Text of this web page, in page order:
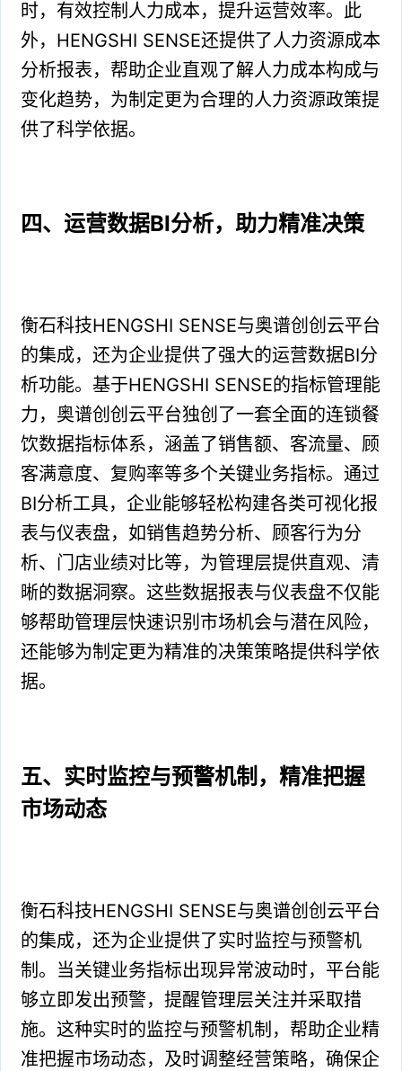
时，有效控制人力成本，提升运营效率。此
外，HENGSHI SENSE还提供了人力资源成本
分析报表，帮助企业直观了解人力成本构成与
变化趋势，为制定更为合理的人力资源政策提
供了科学依据。
四、运营数据BI分析，助力精准决策
衡石科技HENGSHI SENSE与奥谱创创云平台
的集成，还为企业提供了强大的运营数据BI分
析功能。基于HENGSHI SENSE的指标管理能
力，奥谱创创云平台独创了一套全面的连锁餐
饮数据指标体系，涵盖了销售额、客流量、顾
客满意度、复购率等多个关键业务指标。通过
BI分析工具，企业能够轻松构建各类可视化报
表与仪表盘，如销售趋势分析、顾客行为分
析、门店业绩对比等，为管理层提供直观、清
晰的数据洞察。这些数据报表与仪表盘不仅能
够帮助管理层快速识别市场机会与潜在风险，
还能够为制定更为精准的决策策略提供科学依
据。
五、实时监控与预警机制，精准把握
市场动态
衡石科技HENGSHI SENSE与奥谱创创云平台
的集成，还为企业提供了实时监控与预警机
制。当关键业务指标出现异常波动时，平台能
够立即发出预警，提醒管理层关注并采取措
施。这种实时的监控与预警机制，帮助企业精
准把握市场动态，及时调整经营策略，确保企